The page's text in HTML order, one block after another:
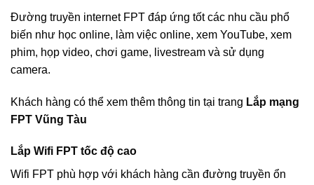
Đường truyền internet FPT đáp ứng tốt các nhu cầu phổ
biến như học online, làm việc online, xem YouTube, xem
phim, họp video, chơi game, livestream và sử dụng
camera.
Khách hàng có thể xem thêm thông tin tại trang Lắp mạng
FPT Vũng Tàu
Lắp Wifi FPT tốc độ cao
Wifi FPT phù hợp với khách hàng cần đường truyền ổn